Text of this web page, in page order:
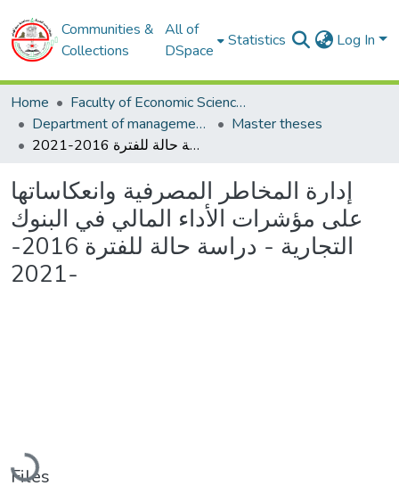
Communities &
Collections
All of
DSpace
Statistics Log In
Home
Faculty of Economic Sciences, Commerce and Management Sciences
Department of management sciences
Master theses
إدارة المخاطر المصرفية وانعكاساتها على مؤشرات الأداء المالي في البنوك التجارية - دراسة حالة للفترة 2016-2021-
إدارة المخاطر المصرفية وانعكاساتها
على مؤشرات الأداء المالي في البنوك
التجارية - دراسة حالة للفترة 2016-
2021-
Loading...
Files